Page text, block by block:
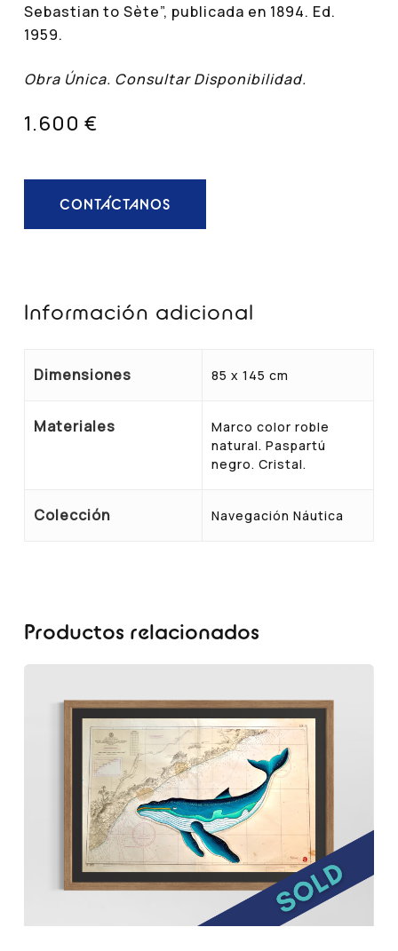
Sebastian to Sète”, publicada en 1894. Ed.
1959.
Obra Única. Consultar Disponibilidad.
1.600 €
CONTÁCTANOS
Información adicional
Dimensiones 85 x 145 cm
Materiales
Marco color roble
natural. Paspartú
negro. Cristal.
Colección Navegación Náutica
Productos relacionados